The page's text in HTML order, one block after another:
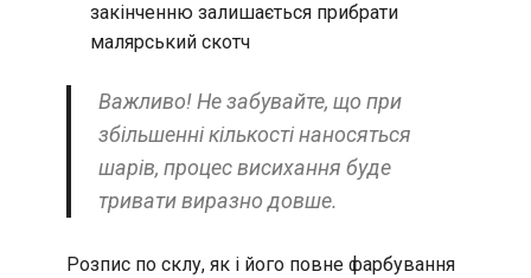
закінченню залишається прибрати
малярський скотч
Важливо! Не забувайте, що при
збільшенні кількості наносяться
шарів, процес висихання буде
тривати виразно довше.
Розпис по склу, як і його повне фарбування